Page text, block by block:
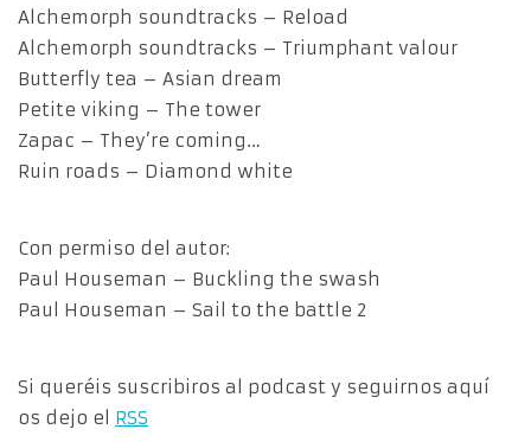
Alchemorph soundtracks – Reload
Alchemorph soundtracks – Triumphant valour
Butterfly tea – Asian dream
Petite viking – The tower
Zapac – They’re coming…
Ruin roads – Diamond white
Con permiso del autor:
Paul Houseman – Buckling the swash
Paul Houseman – Sail to the battle 2
Si queréis suscribiros al podcast y seguirnos aquí
os dejo el RSS